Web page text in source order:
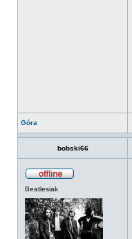
Góra
bobski66
Beatlesiak